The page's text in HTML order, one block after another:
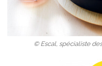
© Escal, spécialiste